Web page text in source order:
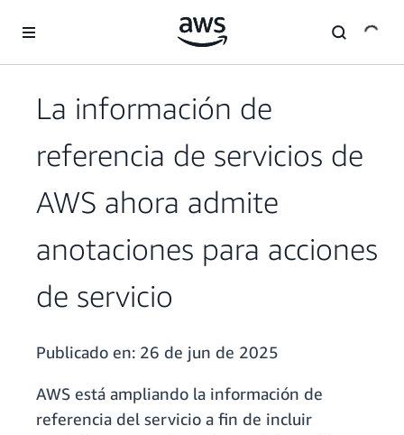
La información de
referencia de servicios de
AWS ahora admite
anotaciones para acciones
de servicio
Publicado en: 26 de jun de 2025
AWS está ampliando la información de
referencia del servicio a fin de incluir